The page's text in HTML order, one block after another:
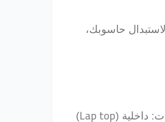
حاسوبك،
داخلية (Lap top
)